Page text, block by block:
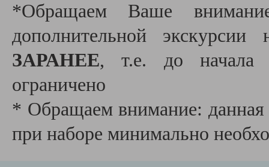
*Обращаем Ваше
дополнительной
ЗАРАНЕЕ, т.е. до
ограничено
* Обращаем внимание: данная
при наборе минимально